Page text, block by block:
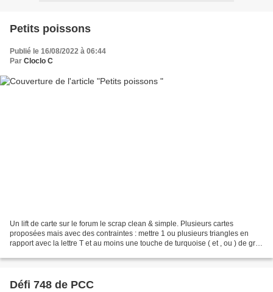
Petits poissons
Publié le 16/08/2022 à 06:44
Par Cloclo C
Un lift de carte sur le forum le scrap clean & simple. Plusieurs cartes
proposées mais avec des contraintes : mettre 1 ou plusieurs triangles en
rapport avec la lettre T et au moins une touche de turquoise ( et , ou ) de gris
Défi 748 de PCC